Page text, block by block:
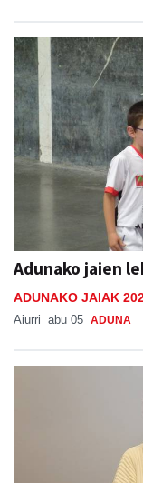
Adunako jaien
ADUNAKO JAIAK
Aiurri abu 05 ADUNA